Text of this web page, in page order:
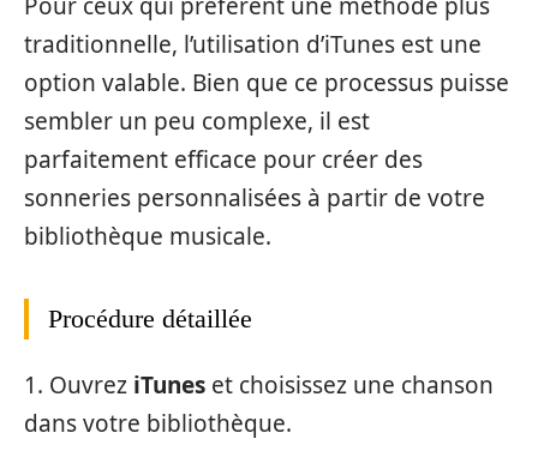
traditionnelle, l’utilisation d’iTunes est une
option valable. Bien que ce processus puisse
sembler un peu complexe, il est
parfaitement efficace pour créer des
sonneries personnalisées à partir de votre
bibliothèque musicale.
Procédure détaillée
1. Ouvrez iTunes et choisissez une chanson
dans votre bibliothèque.